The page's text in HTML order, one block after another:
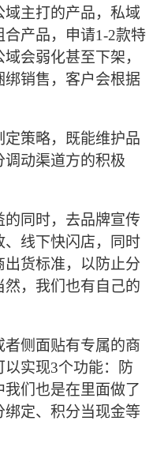
域主打的产品，私域
合产品，申请1-2款特
会弱化甚至下架，
销售，客户会根据
定策略，既能维护品
动渠道方的积极
同时，去品牌宣传
线下快闪店，同时
货标准，以防止分
，我们也有自己的
侧面贴有专属的商
以实现3个功能：防
们也是在里面做了
定、积分当现金等